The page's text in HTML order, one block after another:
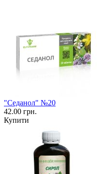
"Седанол" №20
42.00 грн.
Купити